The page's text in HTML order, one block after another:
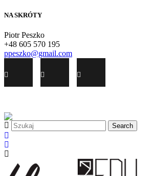
NA SKRÓTY
Piotr Peszko
+48 605 570 195
ppeszko@gmail.com